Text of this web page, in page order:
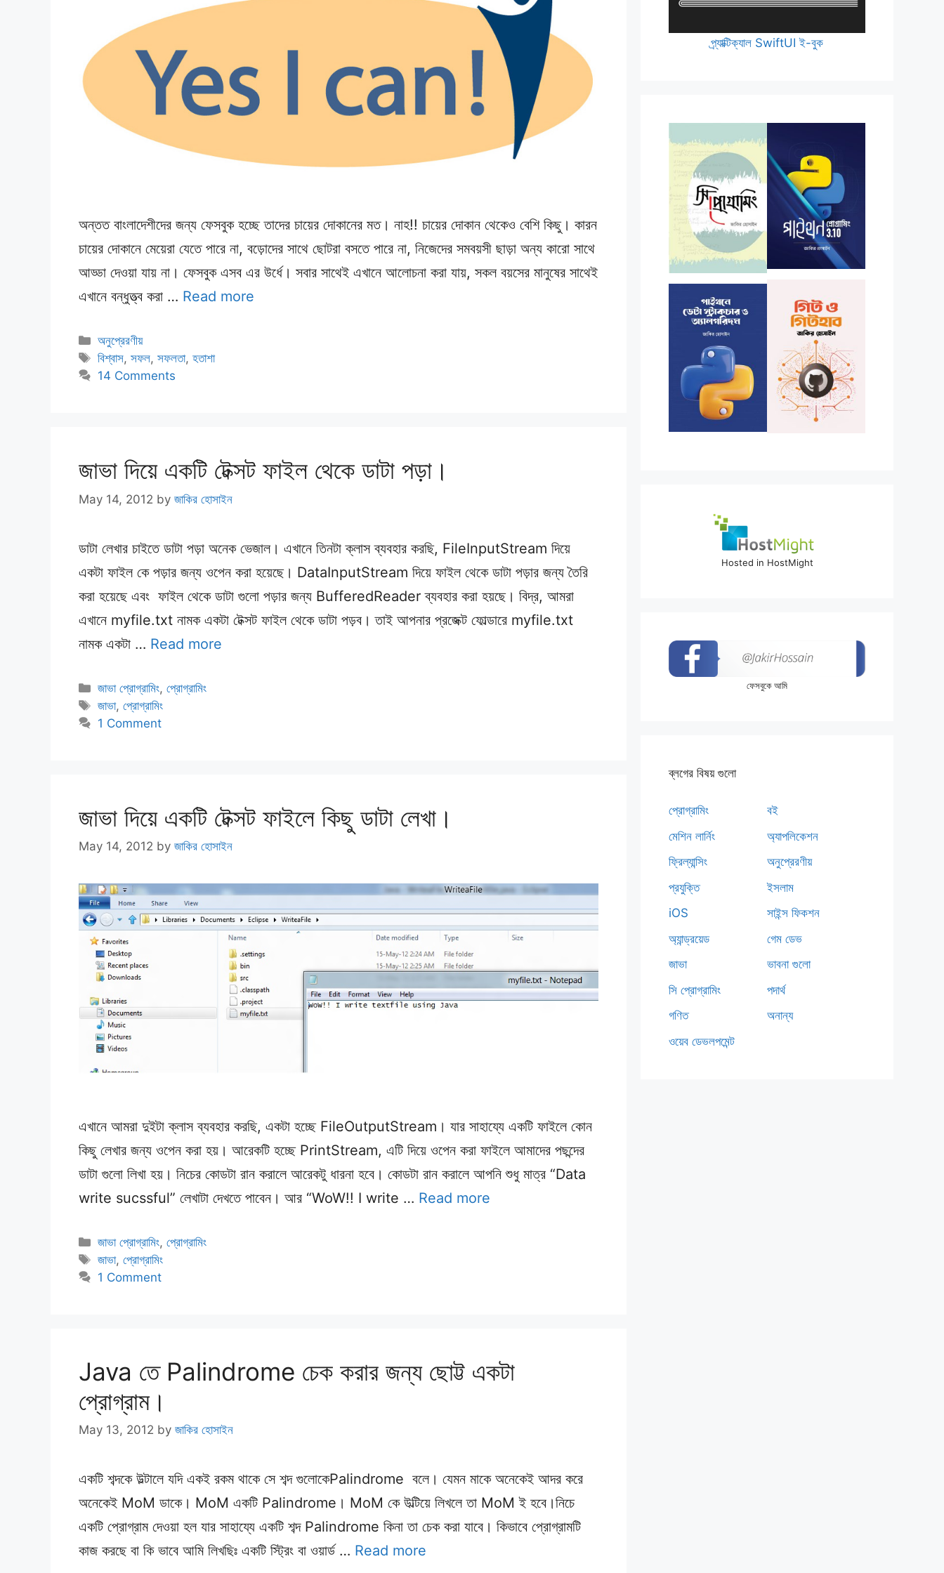
অন্তত বাংলাদেশীদের জন্য ফেসবুক হচ্ছে তাদের চায়ের দোকানের মত। নাহ!! চায়ের দোকান থেকেও বেশি কিছু। কারন
চায়ের দোকানে মেয়েরা যেতে পারে না, বড়োদের সাথে ছোটরা বসতে পারে না, নিজেদের সমবয়সী ছাড়া অন্য কারো সাথে
আড্ডা দেওয়া যায় না। ফেসবুক এসব এর উর্ধে। সবার সাথেই এখানে আলোচনা করা যায়, সকল বয়সের মানুষের সাথেই
এখানে বন্ধুত্ত্ব করা … Read more
Categories
অনুপ্রেরণীয়
Tags
বিশ্বাস,সফল,সফলতা,হতাশা
14 Comments
জাভা দিয়ে একটি টেক্সট ফাইল থেকে ডাটা পড়া।
May 14, 2012 by জাকির হোসাইন
ডাটা লেখার চাইতে ডাটা পড়া অনেক ভেজাল। এখানে তিনটা ক্লাস ব্যবহার করছি, FileInputStream দিয়ে
একটা ফাইল কে পড়ার জন্য ওপেন করা হয়েছে। DataInputStream দিয়ে ফাইল থেকে ডাটা পড়ার জন্য তৈরি
করা হয়েছে এবং ফাইল থেকে ডাটা গুলো পড়ার জন্য BufferedReader ব্যবহার করা হয়ছে। বিদ্র, আমরা
এখানে myfile.txt নামক একটা টেক্সট ফাইল থেকে ডাটা পড়ব। তাই আপনার প্রজেক্ট ফোল্ডারে myfile.txt
নামক একটা … Read more
Categories
জাভা প্রোগ্রামিং,প্রোগ্রামিং
Tags
জাভা,প্রোগ্রামিং
1 Comment
জাভা দিয়ে একটি টেক্সট ফাইলে কিছু ডাটা লেখা।
May 14, 2012 by জাকির হোসাইন
এখানে আমরা দুইটা ক্লাস ব্যবহার করছি, একটা হচ্ছে FileOutputStream। যার সাহায্যে একটি ফাইলে কোন
কিছু লেখার জন্য ওপেন করা হয়। আরেকটি হচ্ছে PrintStream, এটি দিয়ে ওপেন করা ফাইলে আমাদের পছন্দের
ডাটা গুলো লিখা হয়। নিচের কোডটা রান করালে আরেকটু ধারনা হবে। কোডটা রান করালে আপনি শুধু মাত্র “Data
write sucssful” লেখাটা দেখতে পাবেন। আর “WoW!! I write … Read more
Categories
জাভা প্রোগ্রামিং,প্রোগ্রামিং
Tags
জাভা,প্রোগ্রামিং
1 Comment
Java তে Palindrome চেক করার জন্য ছোট্ট একটা
প্রোগ্রাম।
May 13, 2012 by জাকির হোসাইন
একটি শব্দকে উল্টালে যদি একই রকম থাকে সে শব্দ গুলোকেPalindrome বলে। যেমন মাকে অনেকেই আদর করে
অনেকেই MoM ডাকে। MoM একটি Palindrome। MoM কে উল্টিয়ে লিখলে তা MoM ই হবে।নিচে
একটি প্রোগ্রাম দেওয়া হল যার সাহায্যে একটি শব্দ Palindrome কিনা তা চেক করা যাবে। কিভাবে প্রোগ্রামটি
কাজ করছে বা কি ভাবে আমি লিখছিঃ একটি স্ট্রিং বা ওয়ার্ড … Read more
প্র্যাক্টিক্যাল SwiftUI ই-বুক
Hosted in HostMight
ফেসবুকে আমি
ব্লগের বিষয় গুলো
প্রোগ্রামিং
মেশিন লার্নিং
ফ্রিল্যান্সিং
প্রযুক্তি
iOS
অ্যান্ড্রয়েড
জাভা
সি প্রোগ্রামিং
গণিত
ওয়েব ডেভলপমেন্ট
বই
অ্যাপলিকেশন
অনুপ্রেরণীয়
ইসলাম
সাইন্স ফিকশন
গেম ডেভ
ভাবনা গুলো
পদার্থ
অনান্য